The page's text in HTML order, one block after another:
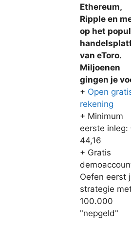
Ethereum,
Ripple en
op het
van eToro.
Miljoenen
gingen je
+ Open
rekening
+ Minimum
eerste inleg:
44,16
+ Gratis
Oefen eerst
strategie
100.000
"nepgeld"